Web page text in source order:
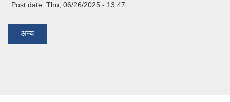
Post date: Thu, 06/26/2025 - 13:47
अन्य